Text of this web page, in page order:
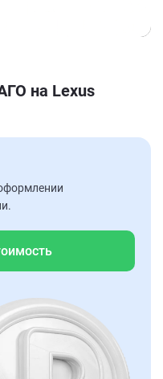
на Lexus